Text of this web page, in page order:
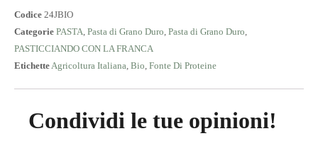
Codice 24JBIO
Categorie PASTA Pasta di Grano Duro Pasta di Grano Duro
PASTICCIANDO CON LA FRANCA
Etichette Agricoltura Italiana Bio Fonte Di Proteine
Condividi le tue opinioni!